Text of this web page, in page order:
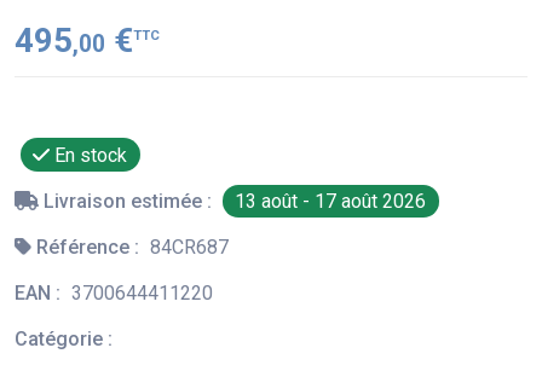
495,00 €TTC
En stock
Livraison estimée :
13 août - 17 août 2026
Référence : 84CR687
EAN : 3700644411220
Catégorie :